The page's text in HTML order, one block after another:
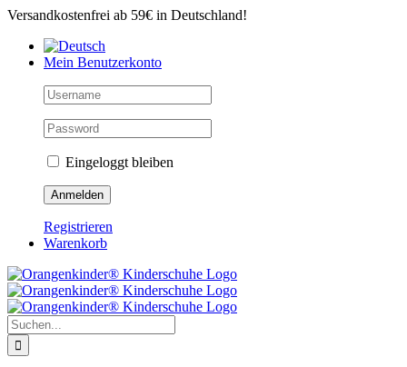
Zum
springen
Versandkostenfrei ab 59€ in Deutschland!
Mein Benutzerkonto
Eingeloggt bleiben
Registrieren
Warenkorb
Suche
nach: